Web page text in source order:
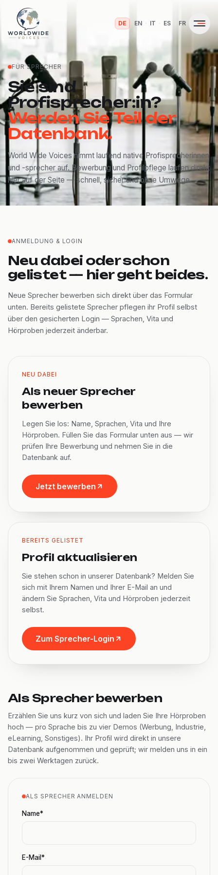
DE EN · IT · ES FR
FÜR SPRECHER
Sie sind
Profisprecher:in?
Werden Sie Teil der
Datenbank.
World Wide Voices nimmt laufend native Profisprecherinnen
und -sprecher auf. Bewerbung und Profilpflege laufen direkt
hier auf der Seite — schnell, sicher und ohne Umwege.
ANMELDUNG & LOGIN
Neu dabei oder schon
gelistet — hier geht beides.
Neue Sprecher bewerben sich direkt über das Formular
unten. Bereits gelistete Sprecher pflegen ihr Profil selbst
über den gesicherten Login — Sprachen, Vita und
Hörproben jederzeit änderbar.
NEU DABEI
Als neuer Sprecher
bewerben
Legen Sie los: Name, Sprachen, Vita und Ihre
Hörproben. Füllen Sie das Formular unten aus — wir
prüfen Ihre Bewerbung und nehmen Sie in die
Datenbank auf.
Jetzt bewerben
BEREITS GELISTET
Profil aktualisieren
Sie stehen schon in unserer Datenbank? Melden Sie
sich mit Ihrem Namen und Ihrer E-Mail an und
ändern Sie Sprachen, Vita und Hörproben jederzeit
selbst.
Zum Sprecher-Login
Als Sprecher bewerben
Erzählen Sie uns kurz von sich und laden Sie Ihre Hörproben
hoch — pro Sprache bis zu vier Demos (Werbung, Industrie,
eLearning, Sonstiges). Ihr Profil wird direkt in unsere
Datenbank aufgenommen und geprüft; wir melden uns in ein
bis zwei Werktagen zurück.
ALS SPRECHER ANMELDEN
Name*
E-Mail*